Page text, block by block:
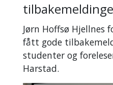
Jørn Hoffsø Hjellnes
fått gode
studenter og
Harstad.